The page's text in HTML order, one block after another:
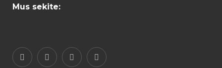
Mus sekite: